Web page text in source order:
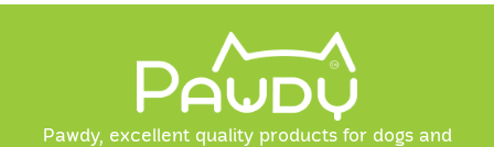
Pawdy, excellent quality products for dogs and